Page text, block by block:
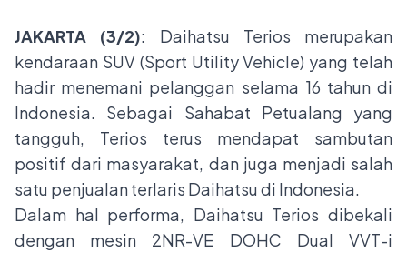
JAKARTA (3/2): Daihatsu Terios merupakan
kendaraan SUV (Sport Utility Vehicle) yang telah
hadir menemani pelanggan selama 16 tahun di
Indonesia. Sebagai Sahabat Petualang yang
tangguh, Terios terus mendapat sambutan
positif dari masyarakat, dan juga menjadi salah
satu penjualan terlaris Daihatsu di Indonesia.
Dalam hal performa, Daihatsu Terios dibekali
dengan mesin 2NR-VE DOHC Dual VVT-i